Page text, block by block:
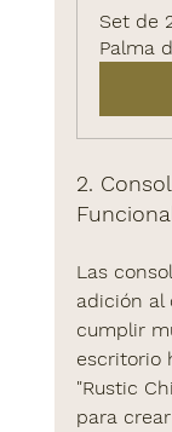
Set de
Palma
2.
Las
adición al
cumplir
escritorio
"Rustic
para